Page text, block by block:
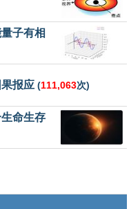
子有相
报应 (111,063次)
命生存